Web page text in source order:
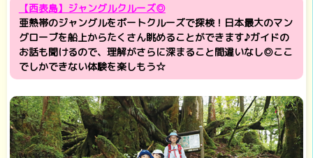
【西表島】ジャングルクルーズ◎
亜熱帯のジャングルをボートクルーズで探検！日本最大のマン
グローブを船上からたくさん眺めることができます♪ガイドの
お話も聞けるので、理解がさらに深まること間違いなし◎ここ
でしかできない体験を楽しもう☆